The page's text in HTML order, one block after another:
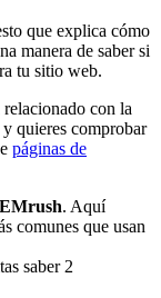
que explica cómo
manera de saber si
tu sitio web.
con la
quieres comprobar
páginas de
. Aquí
comunes que usan